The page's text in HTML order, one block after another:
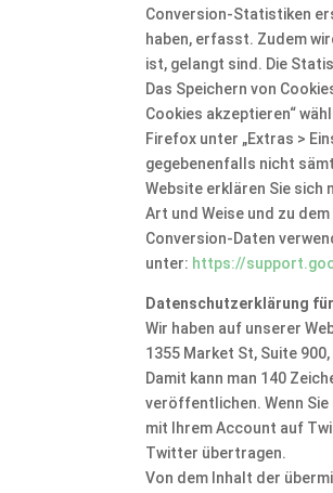
Conversion-Statistiken
haben, erfasst. Zudem
ist, gelangt sind. Die
Das Speichern von
Cookies akzeptieren“
Firefox unter „Extras >
gegebenenfalls nicht
Website erklären Sie sich
Art und Weise und zu
Conversion-Daten
unter: https://
Datenschutzerklärung
Wir haben auf unserer
1355 Market St, Suite
Damit kann man 140
veröffentlichen. Wenn
mit Ihrem Account auf
Twitter übertragen.
Von dem Inhalt der